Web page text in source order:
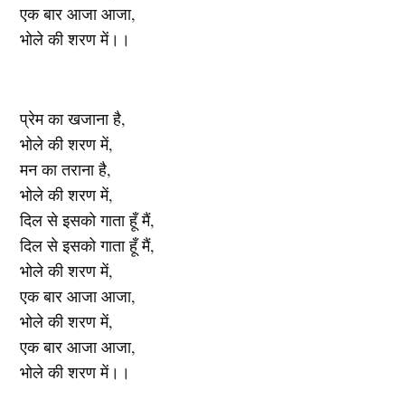
एक बार आजा आजा,
भोले की शरण में।।
प्रेम का खजाना है,
भोले की शरण में,
मन का तराना है,
भोले की शरण में,
दिल से इसको गाता हूँ मैं,
दिल से इसको गाता हूँ मैं,
भोले की शरण में,
एक बार आजा आजा,
भोले की शरण में,
एक बार आजा आजा,
भोले की शरण में।।